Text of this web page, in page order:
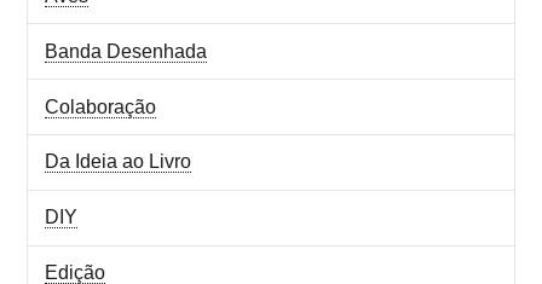
Banda Desenhada
Colaboração
Da Ideia ao Livro
DIY
Edição